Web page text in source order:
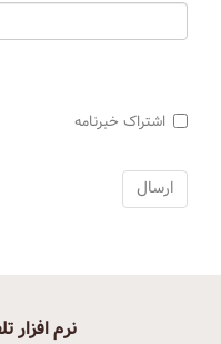
اشتراک خبرنامه
نرم افزار